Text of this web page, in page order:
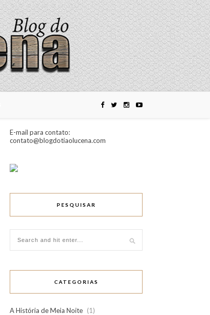
E-mail para contato:
contato@blogdotiaolucena.com
PESQUISAR
CATEGORIAS
A História de Meia Noite (1)